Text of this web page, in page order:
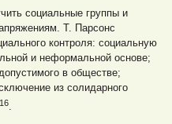
социальные группы и
Т. Парсонс
контроля: социальную
и неформальной основе;
в обществе;
из солидарного
16